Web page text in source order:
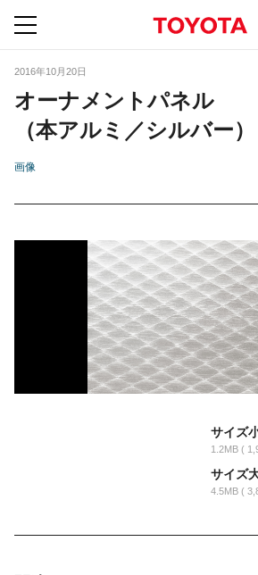
2016年10月20日
オーナメントパネル
（本アルミ／シルバー）
画像
サイズ
1.2MB
サイズ
4.5MB